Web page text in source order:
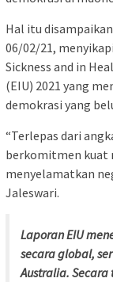
Hal itu
06/02/21,
Sickness and in
(EIU) 2021 yang
demokrasi yang
“Terlepas dari
berkomitmen kuat
menyelamatkan
Jaleswari.
Laporan EIU
secara global,
Australia.